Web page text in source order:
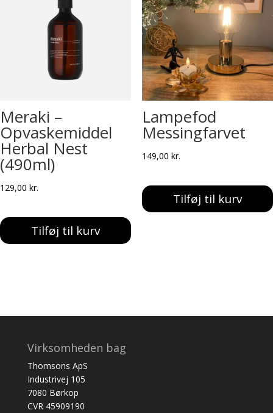
Meraki –
Opvaskemiddel
Herbal Nest
(490ml)
129,00 kr.
Tilføj til kurv
Lampefod
Messingfarvet
149,00 kr.
Tilføj til kurv
Virksomheden bag
Thomsons ApS
Industrivej 105
7080 Børkop
CVR 45909190